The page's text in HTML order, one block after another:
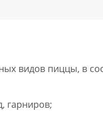
видов пиццы, в
гарниров;